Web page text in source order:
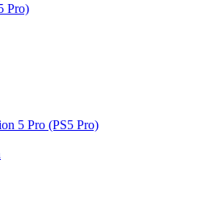
Pro)
5 Pro (PS5 Pro)